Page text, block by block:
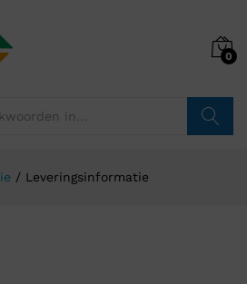
0
/ Leveringsinformatie